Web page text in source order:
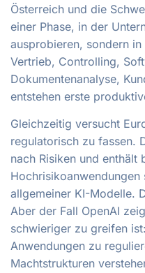
Österreich und die
einer Phase, in der
ausprobieren, sondern
Vertrieb, Controlling,
Dokumentenanalyse,
entstehen erste
Gleichzeitig versucht
regulatorisch zu fassen.
nach Risiken und enthält
allgemeiner KI-Modelle.
Aber der Fall OpenAI
schwieriger zu greifen
Anwendungen zu
Machtstrukturen